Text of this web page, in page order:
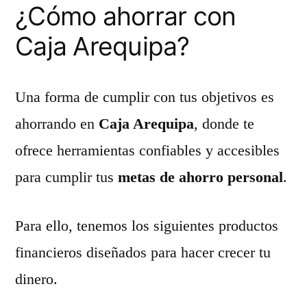
¿Cómo ahorrar con
Caja Arequipa?
Una forma de cumplir con tus objetivos es
ahorrando en Caja Arequipa, donde te
ofrece herramientas confiables y accesibles
para cumplir tus metas de ahorro personal.
Para ello, tenemos los siguientes productos
financieros diseñados para hacer crecer tu
dinero.